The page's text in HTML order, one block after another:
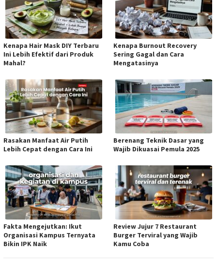
Kenapa Hair Mask DIY Terbaru
Ini Lebih Efektif dari Produk
Mahal?
Kenapa Burnout Recovery
Sering Gagal dan Cara
Mengatasinya
Rasakan Manfaat Air Putih
Lebih Cepat dengan Cara Ini
Berenang Teknik Dasar yang
Wajib Dikuasai Pemula 2025
Fakta Mengejutkan: Ikut
Organisasi Kampus Ternyata
Bikin IPK Naik
Review Jujur 7 Restaurant
Burger Terviral yang Wajib
Kamu Coba